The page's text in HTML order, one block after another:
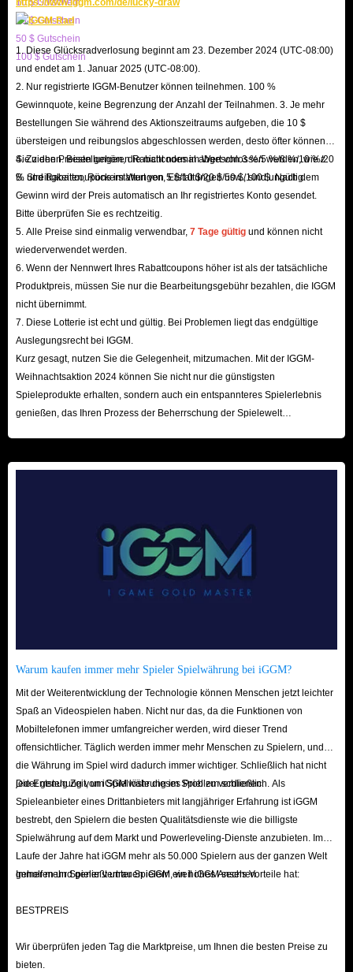
sofort in die dynamische Welt des Transfermarktes eintauchen, dir von
Anfang an einen unschlagbaren Vorteil sichern und dein ultimatives Team
aufbauen!
20 $ Gutschein
50 $ Gutschein
100 $ Gutschein
1. Diese Glücksradverlosung beginnt am 23. Dezember 2024 (UTC-08:00)
und endet am 1. Januar 2025 (UTC-08:00).
2. Nur registrierte IGGM-Benutzer können teilnehmen. 100 %
Gewinnquote, keine Begrenzung der Anzahl der Teilnahmen. 3. Je mehr
Bestellungen Sie während des Aktionszeitraums aufgeben, die 10 $
übersteigen und reibungslos abgeschlossen werden, desto öfter können
Sie ziehen. Bestellungen, die nicht normal abgeschlossen werden, wie z.
B. Streitigkeiten, Rückerstattungen, Erstattungen usw., sind ungültig.
4. Zu den Preisen gehören Rabattcodes im Wert von 3 %/5 %/8 %/10 %/20
% und Rabattcoupons im Wert von 5 $/10 $/20 $/50 $/100 $. Nach dem
Gewinn wird der Preis automatisch an Ihr registriertes Konto gesendet.
Bitte überprüfen Sie es rechtzeitig.
5. Alle Preise sind einmalig verwendbar, 7 Tage gültig und können nicht
wiederverwendet werden.
6. Wenn der Nennwert Ihres Rabattcoupons höher ist als der tatsächliche
Produktpreis, müssen Sie nur die Bearbeitungsgebühr bezahlen, die IGGM
nicht übernimmt.
7. Diese Lotterie ist echt und gültig. Bei Problemen liegt das endgültige
Auslegungsrecht bei IGGM.
Kurz gesagt, nutzen Sie die Gelegenheit, mitzumachen. Mit der IGGM-
Weihnachtsaktion 2024 können Sie nicht nur die günstigsten
Spieleprodukte erhalten, sondern auch ein entspannteres Spielerlebnis
genießen, das Ihren Prozess der Beherrschung der Spielewelt
Warum kaufen immer mehr Spieler Spielwährung bei iGGM?
Mit der Weiterentwicklung der Technologie können Menschen jetzt leichter
Spaß an Videospielen haben. Nicht nur das, da die Funktionen von
Mobiltelefonen immer umfangreicher werden, wird dieser Trend
offensichtlicher. Täglich werden immer mehr Menschen zu Spielern, und
die Währung im Spiel wird dadurch immer wichtiger. Schließlich hat nicht
jeder genug Zeit, um Spielwährung im Spiel zu verdienen.
Die Entstehung von iGGM löste dieses Problem schließlich. Als
Spieleanbieter eines Drittanbieters mit langjähriger Erfahrung ist iGGM
bestrebt, den Spielern die besten Qualitätsdienste wie die billigste
Spielwährung auf dem Markt und Powerleveling-Dienste anzubieten. Im
Laufe der Jahre hat iGGM mehr als 50.000 Spielern aus der ganzen Welt
geholfen und genießt unter Spielern ein hohes Ansehen.
Immer mehr Spieler vertrauen iGGM, weil iGGM sechs Vorteile hat:
BESTPREIS
Wir überprüfen jeden Tag die Marktpreise, um Ihnen die besten Preise zu
bieten.